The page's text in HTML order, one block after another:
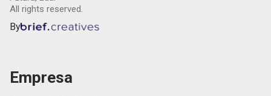
All rights reserved.
By
Empresa